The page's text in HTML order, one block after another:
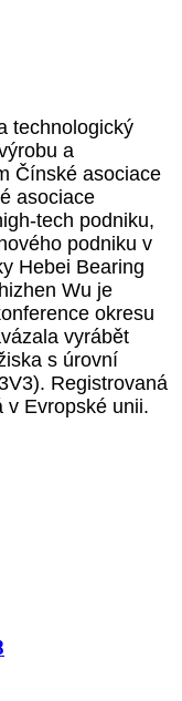
technologický
a
Čínské asociace
asociace
tech podniku,
podniku v
Hebei Bearing
Wu je
okresu
vyrábět
s úrovní
Registrovaná
v Evropské unii.